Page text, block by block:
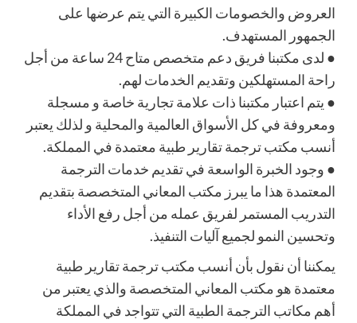
العروض والخصومات الكبيرة التي يتم عرضها على
الجمهور المستهدف.
●
لدى مكتبنا فريق دعم متخصص متاح 24 ساعة من أجل
راحة المستهلكين وتقديم الخدمات لهم.
● يتم اعتبار مكتبنا ذات علامة تجارية خاصة و مسجلة
ومعروفة في كل الأسواق العالمية والمحلية و لذلك يعتبر
أنسب مكتب ترجمة تقارير طبية معتمدة في المملكة.
● وجود الخبرة الواسعة في تقديم خدمات الترجمة
المعتمدة هذا ما يبرز مكتب المعاني المتخصصة بتقديم
التدريب المستمر لفريق عمله من أجل رفع الأداء
وتحسين النمو لجميع آليات التنفيذ.
يمكننا أن نقول بأن أنسب مكتب ترجمة تقارير طبية
معتمدة هو مكتب المعاني المتخصصة والذي يعتبر من
أهم مكاتب الترجمة الطبية التي تتواجد في المملكة